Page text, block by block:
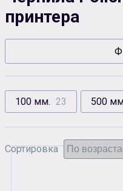
Батарейки
принтера
100 мм. 23 500
Сортировка